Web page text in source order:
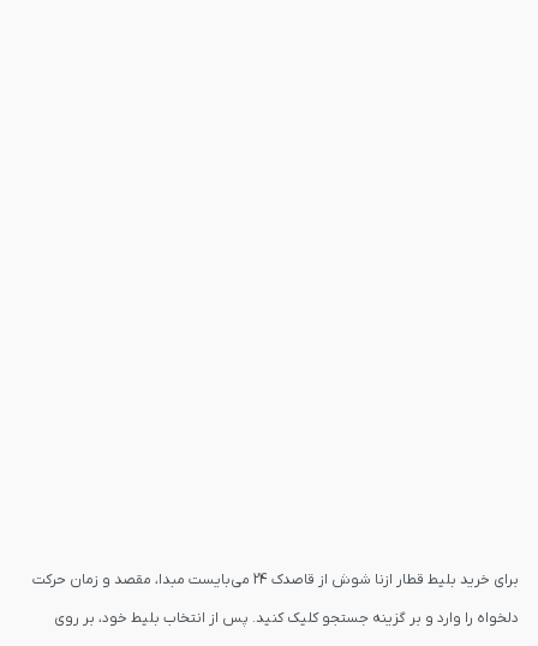
برای خرید بلیط قطار ازنا شوش از قاصدک 24 می‌بایست مبدا، مقصد و زمان حرکت
دلخواه را وارد و بر گزینه جستجو کلیک کنید. پس از انتخاب بلیط خود، بر روی